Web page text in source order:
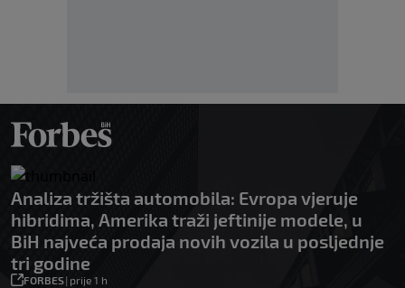
Analiza tržišta automobila: Evropa vjeruje
hibridima, Amerika traži jeftinije modele, u
BiH najveća prodaja novih vozila u posljednje
tri godine
FORBES| prije 1 h